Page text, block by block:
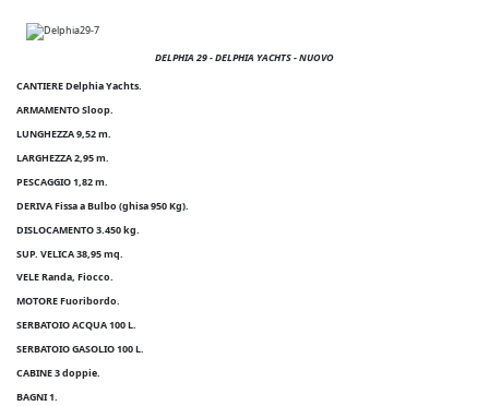
DELPHIA 29 - DELPHIA YACHTS- NUOVO
CANTIERE Delphia Yachts.
ARMAMENTO Sloop.
LUNGHEZZA 9,52 m.
LARGHEZZA 2,95 m.
PESCAGGIO 1,82 m.
DERIVA Fissa a Bulbo (ghisa 950 Kg).
DISLOCAMENTO 3.450 kg.
SUP. VELICA 38,95 mq.
VELERanda, Fiocco.
MOTOREFuoribordo.
SERBATOIO ACQUA100 L.
SERBATOIO GASOLIO100 L.
CABINE3 doppie.
BAGNI1.